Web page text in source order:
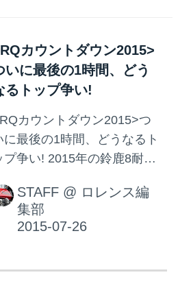
手にとって、その...
カウントダウン2015>
いに最後の1時間、どう
るトップ争い!
カウントダウン2015>つ
に最後の1時間、どうなるト
プ争い! 2015年の鈴鹿8耐
た。STAFF @ ロレンス編
集部